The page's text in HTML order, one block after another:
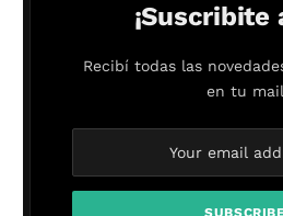
¡Suscribite
Recibí todas las
en tu mail